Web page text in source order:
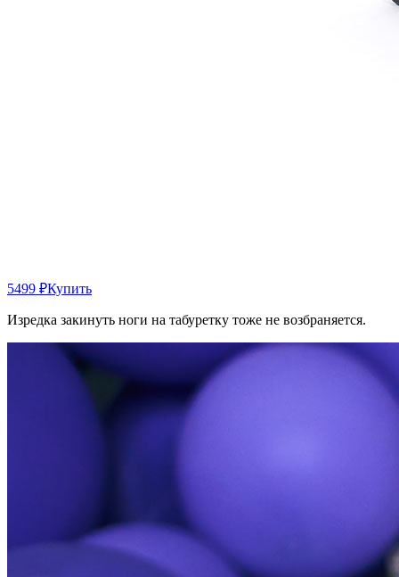
5499 ₽Купить
Изредка закинуть ноги на табуретку тоже не возбраняется.